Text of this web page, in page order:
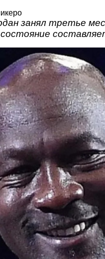
занял третье